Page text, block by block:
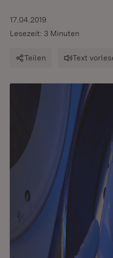
17.04.2019
Lesezeit: 3 Minuten
Teilen Text